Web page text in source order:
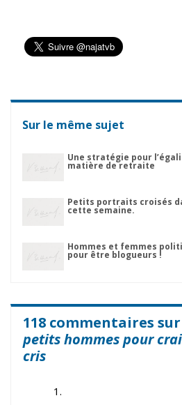
Sur le même sujet
Une stratégie pour
matière de retraite
Petits portraits croisés
cette semaine.
Hommes et femmes
pour être blogueurs !
118 commentaires sur
petits hommes pour
cris